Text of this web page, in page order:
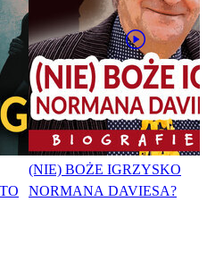
(NIE) BOŻE IGRZYSKO
NORMANA DAVIESA?